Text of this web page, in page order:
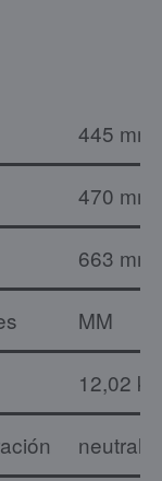
445 mm
470 mm
663 mm
MM
12,02 kg
neutral